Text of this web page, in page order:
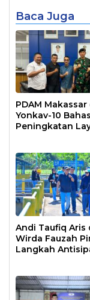
Baca Juga
PDAM Makassar
Yonkav-10 Bahas
Peningkatan
Andi Taufiq Aris
Wirda Fauzah
Langkah